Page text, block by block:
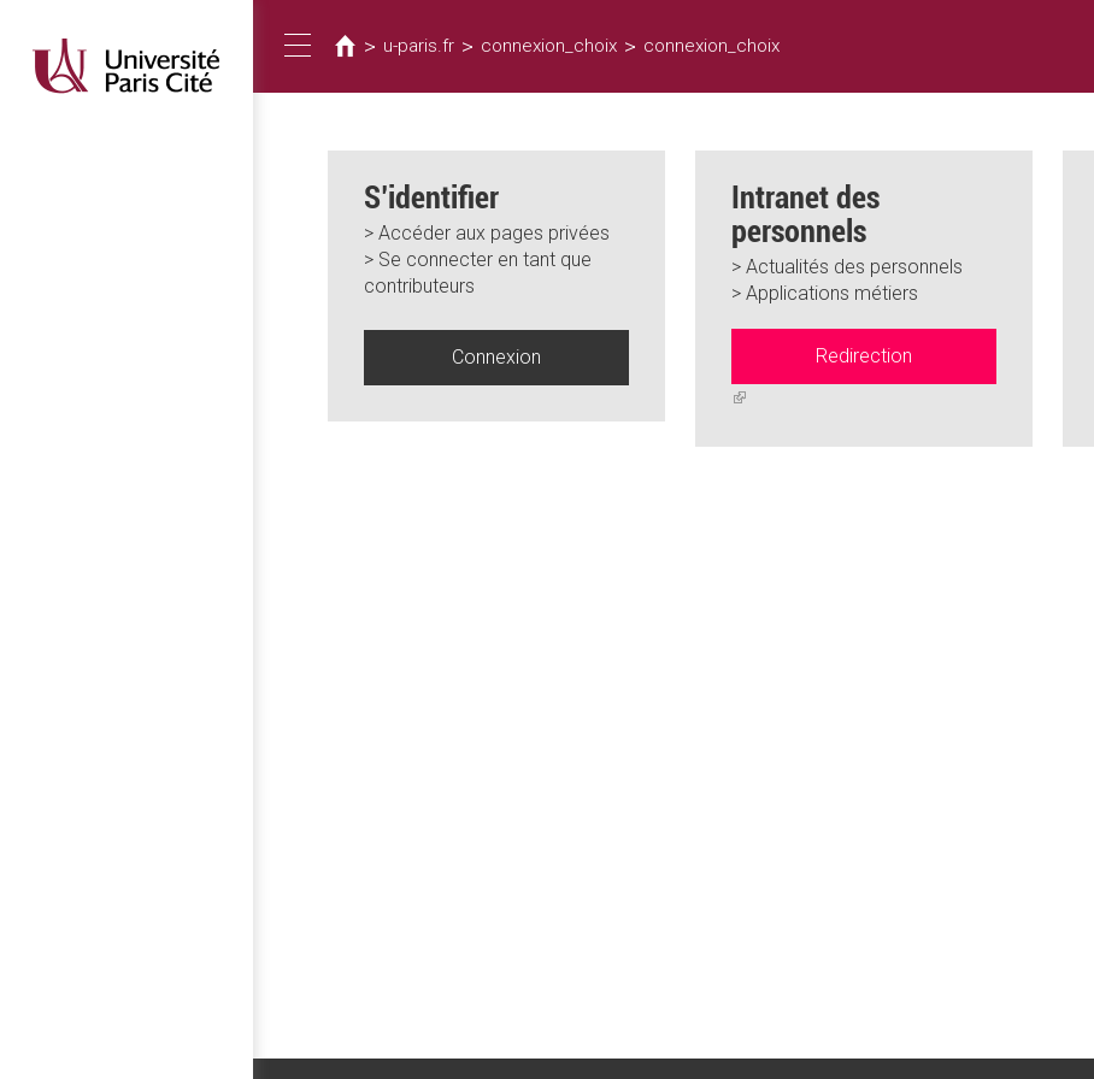
contenu
principal
Toggle
navigation
êtes
ici
> u-paris.fr > connexion_choix > connexion_choix
S’identifier
> Accéder aux pages privées
> Se connecter en tant que
contributeurs
Connexion
Intranet des
personnels
> Actualités des personnels
> Applications métiers
Redirection
(link
external)